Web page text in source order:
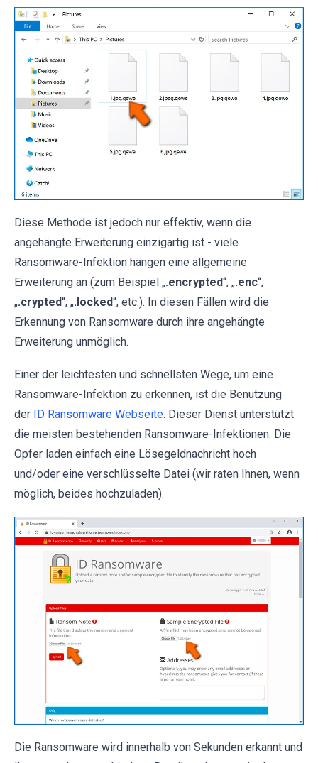
Diese Methode ist jedoch nur effektiv, wenn die
angehängte Erweiterung einzigartig ist - viele
Ransomware-Infektion hängen eine allgemeine
Erweiterung an (zum Beispiel „.encrypted“, „.enc“,
„.crypted“, „.locked“, etc.). In diesen Fällen wird die
Erkennung von Ransomware durch ihre angehängte
Erweiterung unmöglich.
Einer der leichtesten und schnellsten Wege, um eine
Ransomware-Infektion zu erkennen, ist die Benutzung
der ID Ransomware Webseite. Dieser Dienst unterstützt
die meisten bestehenden Ransomware-Infektionen. Die
Opfer laden einfach eine Lösegeldnachricht hoch
und/oder eine verschlüsselte Datei (wir raten Ihnen, wenn
möglich, beides hochzuladen).
Die Ransomware wird innerhalb von Sekunden erkannt und